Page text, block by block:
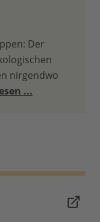
Der
nirgendwo
...